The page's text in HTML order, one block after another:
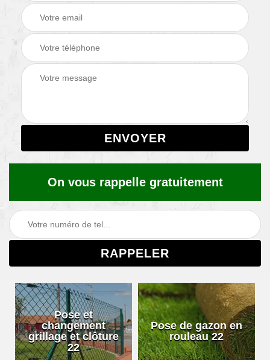
On vous rappelle gratuitement
Pose et
changement
grillage et clôture
22
Pose de gazon en
rouleau 22